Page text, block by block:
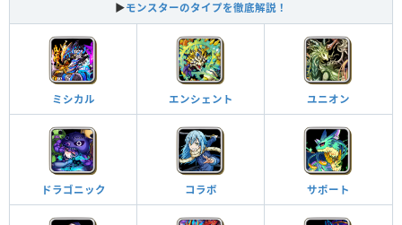
▶モンスターのタイプを徹底解説！
ミシカル エンシェント ユニオン
ドラゴニック コラボ サポート